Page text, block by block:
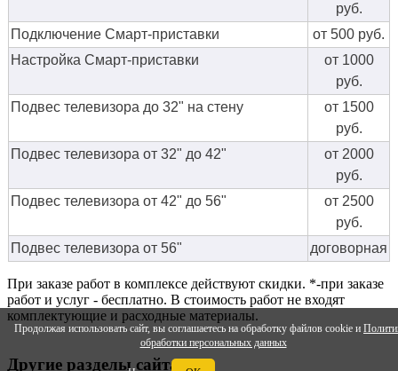
Продолжая использовать сайт, вы соглашаетесь на обработку файлов cookie и
обработки персональных данных
руб.
Подключение Смарт-приставки
от 500 руб.
Настройка Смарт-приставки
от 1000
руб.
Подвес телевизора до 32" на стену
от 1500
руб.
Подвес телевизора от 32" до 42"
от 2000
руб.
Подвес телевизора от 42" до 56"
от 2500
руб.
Подвес телевизора от 56"
договорная
При заказе работ в комплексе действуют скидки. *-при заказе
работ и услуг - бесплатно. В стоимость работ не входят
комплектующие и расходные материалы.
Другие разделы сайта: